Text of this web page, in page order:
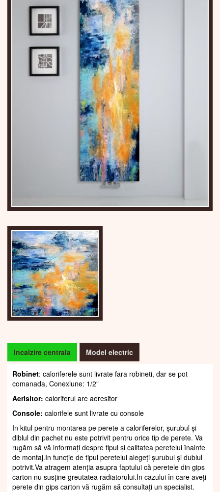
Incalzire centrala Model electric
Robinet: caloriferele sunt livrate fara robineti, dar se pot
comanada, Conexiune: 1/2"
Aerisitor: caloriferul are aeresitor
Console: calorifele sunt livrate cu console
In kitul pentru montarea pe perete a caloriferelor, șurubul și
diblul din pachet nu este potrivit pentru orice tip de perete. Va
rugăm să vă informați despre tipul și calitatea peretelui înainte
de montaj.In funcție de tipul peretelui alegeți șurubul și dublul
potrivit.Va atragem atenția asupra faptului că peretele din gips
carton nu susține greutatea radiatorului.In cazului în care aveți
perete din gips carton vă rugăm să consultați un specialist.